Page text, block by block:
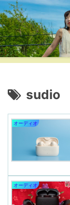
sudio
オーディオ
オーディオ